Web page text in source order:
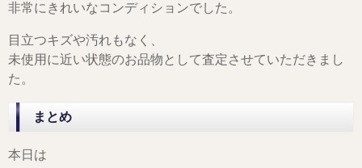
非常にきれいなコンディションでした。
目立つキズや汚れもなく、
未使用に近い状態のお品物として査定させていただきまし
た。
まとめ
本日は